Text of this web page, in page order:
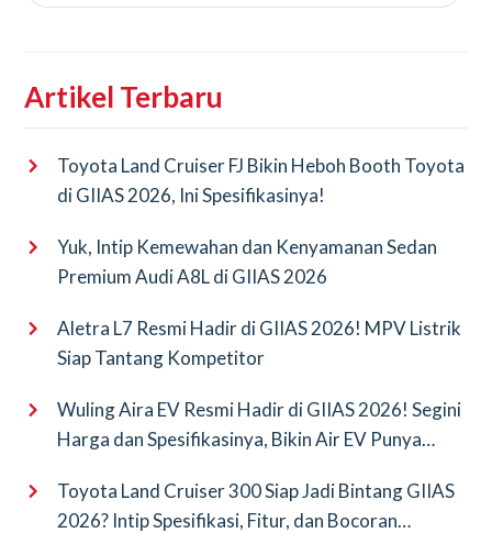
Artikel Terbaru
Toyota Land Cruiser FJ Bikin Heboh Booth Toyota
di GIIAS 2026, Ini Spesifikasinya!
Yuk, Intip Kemewahan dan Kenyamanan Sedan
Premium Audi A8L di GIIAS 2026
Aletra L7 Resmi Hadir di GIIAS 2026! MPV Listrik
Siap Tantang Kompetitor
Wuling Aira EV Resmi Hadir di GIIAS 2026! Segini
Harga dan Spesifikasinya, Bikin Air EV Punya
Toyota Land Cruiser 300 Siap Jadi Bintang GIIAS
2026? Intip Spesifikasi, Fitur, dan Bocoran